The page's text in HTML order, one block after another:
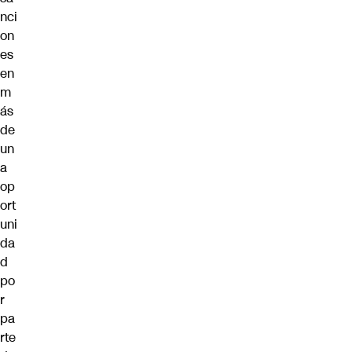
nci
on
es
en
m
ás
de
un
a
op
ort
uni
da
d
po
r
pa
rte